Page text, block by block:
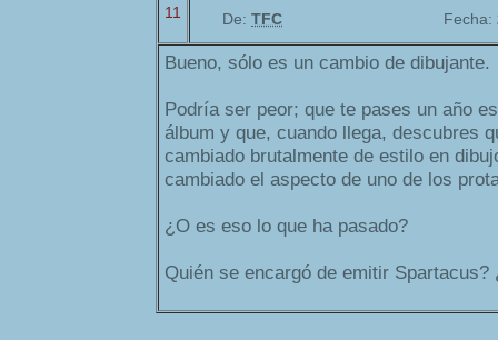
11 De: TFC Fecha:
Bueno, sólo es un cambio de dibujante.
Podría ser peor; que te pases un año
álbum y que, cuando llega, descubres
cambiado brutalmente de estilo en
cambiado el aspecto de uno de los
¿O es eso lo que ha pasado?
Quién se encargó de emitir Spartacus?